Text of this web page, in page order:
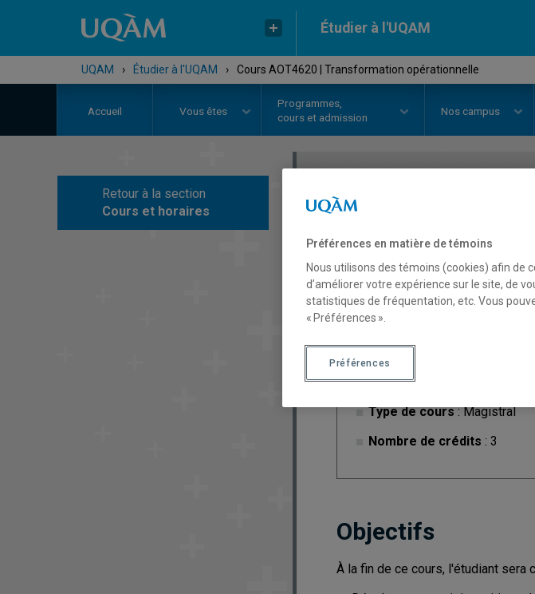
Étudier à l'UQAM
UQAM › Étudier à l'UQAM › Cours AOT4620 | Transformation opérationnelle
Accueil Vous êtes
Programmes,
cours et admission
Nos campus
Retour à la section
Cours et horaires
COURS
Description
Cycle: 1
Type de cours: Magistral
Nombre de crédits : 3
Objectifs
À la fin de ce cours, l'étudiant sera
Préférences en matière de témoins
Nous utilisons des témoins (cookies) afin
d’améliorer votre expérience sur le site, de
statistiques de fréquentation, etc. Vous
« Préférences ».
Préférences